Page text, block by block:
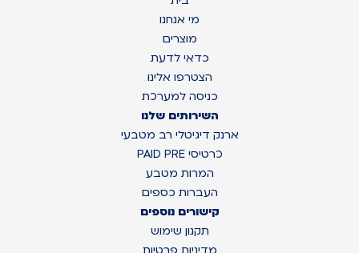
מי אנחנו
מוצרים
כדאי לדעת
הצטרפו אלינו
כניסה למערכת
השירותים שלנו
ארנק דיגיטלי רב מטבעי
כרטיסי PAID PRE
המרות מטבע
העברות כספים
קישורים נוספים
תקנון שימוש